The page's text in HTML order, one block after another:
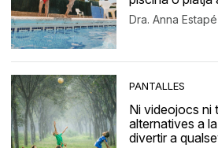
Dra. Anna Estapé
PANTALLES
Ni videojocs ni
alternatives a
divertir a